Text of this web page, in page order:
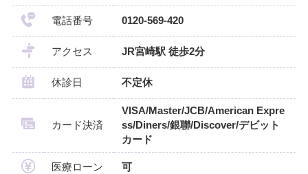
電話番号 0120-569-420
アクセス JR宮崎駅 徒歩2分
休診日 不定休
カード決済
VISA/Master/JCB/American Expre
ss/Diners/銀聯/Discover/デビット
カード
医療ローン 可